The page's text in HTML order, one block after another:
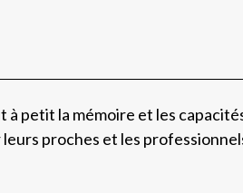
petit la mémoire et les
proches et les